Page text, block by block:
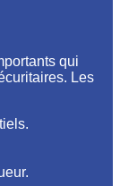
qui
Les